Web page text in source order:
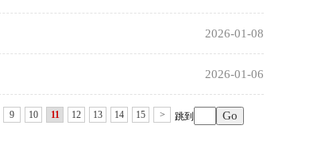
2026-01-08
2026-01-06
9 10 11 12 13 14 15 > 跳到